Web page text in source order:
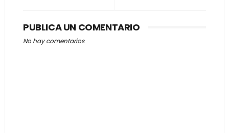
PUBLICA UN COMENTARIO
No hay comentarios